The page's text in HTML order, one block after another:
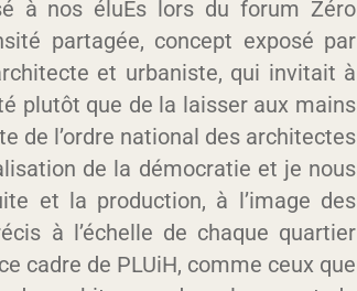
à nos éluEs lors du forum Zéro
partagée, concept exposé par
et urbaniste, qui invitait à
plutôt que de la laisser aux mains
de l’ordre national des architectes
de la démocratie et je nous
et la production, à l’image des
à l’échelle de chaque quartier
cadre de PLUiH, comme ceux que